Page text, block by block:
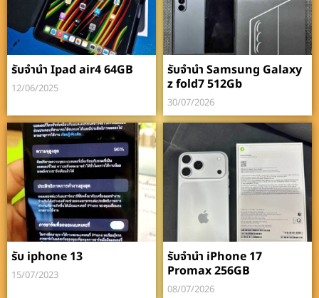
รับจำนำ Ipad air4 64GB
12/06/2025
รับจำนำ Samsung Galaxy
z fold7 512Gb
30/07/2026
รับ iphone 13
15/07/2023
รับจำนำ iPhone 17
Promax 256GB
08/07/2026